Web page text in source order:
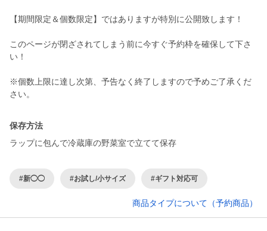
【期間限定＆個数限定】ではありますが特別に公開致します！
このページが閉ざされてしまう前に今すぐ予約枠を確保して下さ
い！
※個数上限に達し次第、予告なく終了しますので予めご了承くだ
保存方法
ラップに包んで冷蔵庫の野菜室で立てて保存
#新◯◯ #お試し/小サイズ #ギフト対応可
商品タイプについて（予約商品）